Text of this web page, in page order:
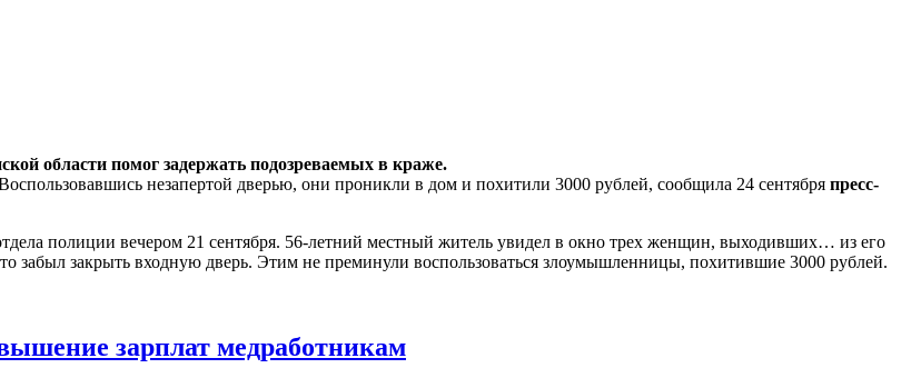
области помог задержать подозреваемых в краже.
незапертой дверью, они проникли в дом и похитили 3000 рублей, сообщила 24 сентября пресс-
полиции вечером 21 сентября. 56-летний местный житель увидел в окно трех женщин, выходивших… из его
закрыть входную дверь. Этим не преминули воспользоваться злоумышленницы, похитившие 3000 рублей.
зарплат медработникам